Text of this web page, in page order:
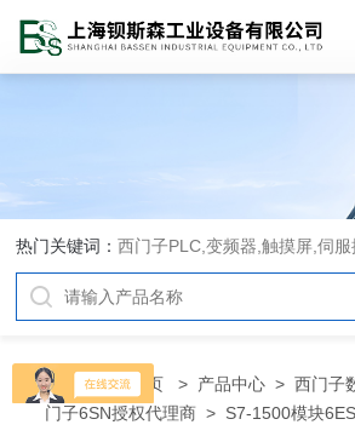
热门关键词：西门子PLC,变频器,触摸屏,伺服
当前位置：首页 > 产品中心 >西门子
门子6SN授权代理商 > S7-1500模块